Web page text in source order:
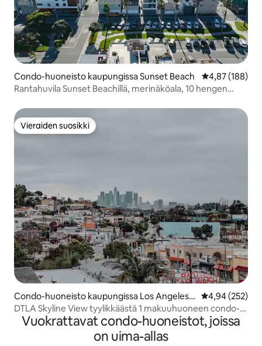
Condo-huoneisto kaupungissa Sunset Beach
4,87 (188)
Rantahuvila Sunset Beachillä, merinäköala, 10 hengen
Vieraiden suosikki
Vieraiden suosikki
Condo-huoneisto kaupungissa Los Angeles It
ä
4,94 (252)
DTLA Skyline View tyylikkäästä 1 makuuhuoneen condo-
huoneistosta
Vuokrattavat condo-huoneistot, joissa
on uima-allas